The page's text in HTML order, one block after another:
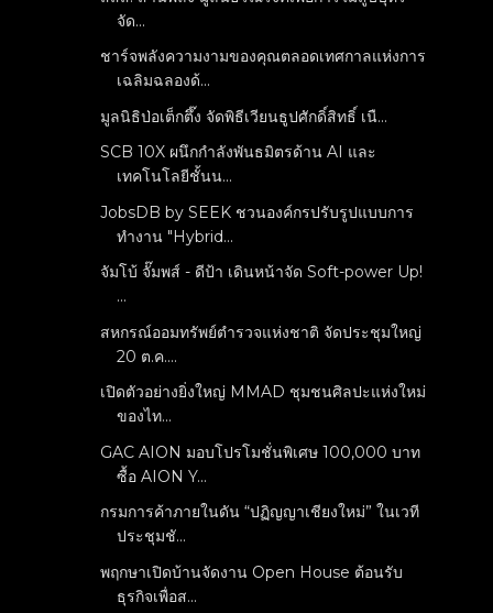
จัด...
ชาร์จพลังความงามของคุณตลอดเทศกาลแห่งการ
เฉลิมฉลองด้...
มูลนิธิป่อเต็กตึ๊ง จัดพิธีเวียนธูปศักดิ์สิทธิ์ เนื...
SCB 10X ผนึกกำลังพันธมิตรด้าน AI และ
เทคโนโลยีชั้นน...
JobsDB by SEEK ชวนองค์กรปรับรูปแบบการ
ทำงาน "Hybrid...
จัมโบ้ จั๊มพส์ - ดีป้า เดินหน้าจัด Soft-power Up!
...
สหกรณ์ออมทรัพย์ตำรวจแห่งชาติ จัดประชุมใหญ่
20 ต.ค....
เปิดตัวอย่างยิ่งใหญ่ MMAD ชุมชนศิลปะแห่งใหม่
ของไท...
GAC AION มอบโปรโมชั่นพิเศษ 100,000 บาท
ซื้อ AION Y...
กรมการค้าภายในดัน “ปฏิญญาเชียงใหม่” ในเวที
ประชุมชั...
พฤกษาเปิดบ้านจัดงาน Open House ต้อนรับ
ธุรกิจเพื่อส...